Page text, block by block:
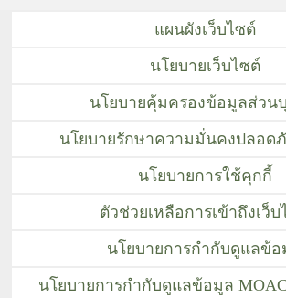
แผนผังเว็บไซต์
นโยบายเว็บไซต์
นโยบายคุ้มครองข้อมูลส่วน
นโยบายรักษาความมั่นคงปลอด
นโยบายการใช้คุกกี้
ตัวช่วยเหลือการเข้าถึงเว็บ
นโยบายการกำกับดูแลข้อ
นโยบายการกำกับดูแลข้อมูล MOAC